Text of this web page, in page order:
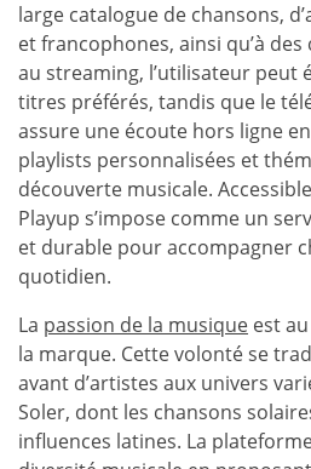
large catalogue de chansons,
et francophones, ainsi qu’à
au streaming, l’utilisateur peut
titres préférés, tandis que le
assure une écoute hors ligne
playlists personnalisées et
découverte musicale.
Playup s’impose comme un
et durable pour accompagner
quotidien.
La passion de la musique est
la marque. Cette volonté se
avant d’artistes aux univers
Soler, dont les chansons
influences latines. La